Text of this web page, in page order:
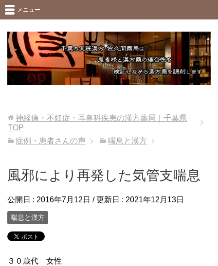
メニュー
神経痛・不妊症・耳鼻科疾患の漢方薬局｜千葉県
TOP
症例・患者さんの声
喘息と漢方
風邪により再発した気管支喘息
公開日 : 2016年7月12日 / 更新日 : 2021年12月13日
喘息と漢方
３０歳代 女性